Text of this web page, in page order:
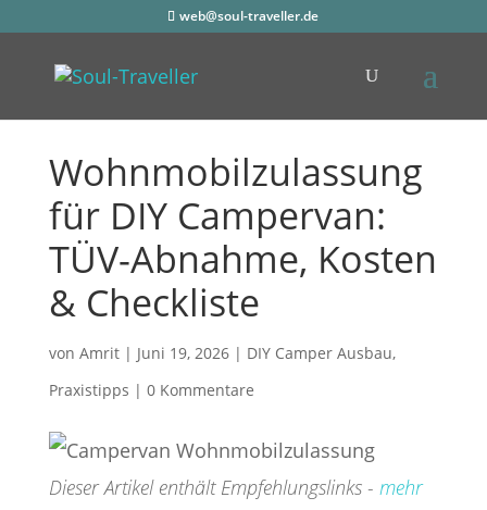
web@soul-traveller.de
Wohnmobilzulassung
für DIY Campervan:
TÜV-Abnahme, Kosten
& Checkliste
von Amrit| Juni 19, 2026| DIY Camper Ausbau,
Praxistipps | 0 Kommentare
Dieser Artikel enthält Empfehlungslinks - mehr